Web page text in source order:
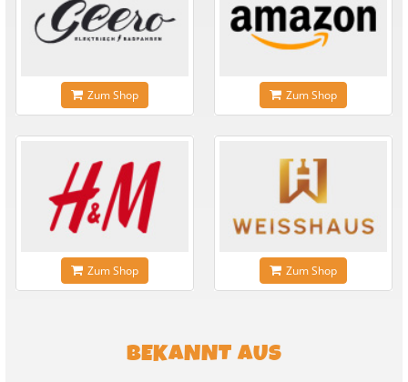
Zum Shop Zum Shop
Zum Shop Zum Shop
BEKANNT AUS